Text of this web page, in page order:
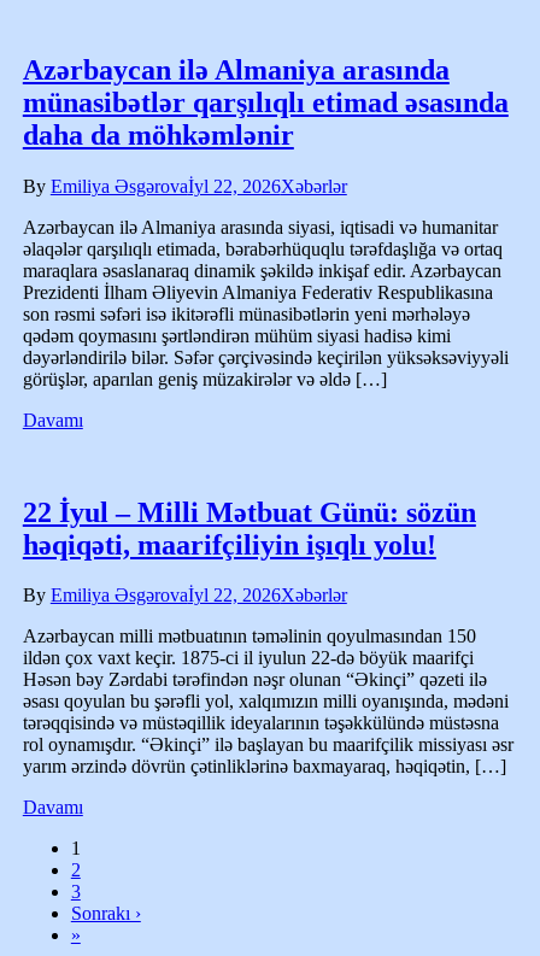
Azərbaycan ilə Almaniya arasında
münasibətlər qarşılıqlı etimad əsasında
daha da möhkəmlənir
By Emiliya Əsgərovaİyl 22, 2026Xəbərlər
Azərbaycan ilə Almaniya arasında siyasi, iqtisadi və humanitar
əlaqələr qarşılıqlı etimada, bərabərhüquqlu tərəfdaşlığa və ortaq
maraqlara əsaslanaraq dinamik şəkildə inkişaf edir. Azərbaycan
Prezidenti İlham Əliyevin Almaniya Federativ Respublikasına
son rəsmi səfəri isə ikitərəfli münasibətlərin yeni mərhələyə
qədəm qoymasını şərtləndirən mühüm siyasi hadisə kimi
dəyərləndirilə bilər. Səfər çərçivəsində keçirilən yüksəksəviyyəli
görüşlər, aparılan geniş müzakirələr və əldə […]
Davamı
22 İyul – Milli Mətbuat Günü: sözün
həqiqəti, maarifçiliyin işıqlı yolu!
By Emiliya Əsgərovaİyl 22, 2026Xəbərlər
Azərbaycan milli mətbuatının təməlinin qoyulmasından 150
ildən çox vaxt keçir. 1875-ci il iyulun 22-də böyük maarifçi
Həsən bəy Zərdabi tərəfindən nəşr olunan “Əkinçi” qəzeti ilə
əsası qoyulan bu şərəfli yol, xalqımızın milli oyanışında, mədəni
tərəqqisində və müstəqillik ideyalarının təşəkkülündə müstəsna
rol oynamışdır. “Əkinçi” ilə başlayan bu maarifçilik missiyası əsr
yarım ərzində dövrün çətinliklərinə baxmayaraq, həqiqətin, […]
Davamı
1
2
3
Sonrakı ›
»